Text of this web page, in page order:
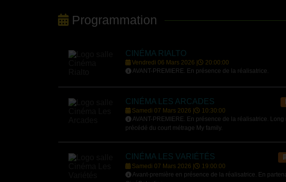
Programmation
CINÉMA RIALTO
Vendredi 06 Mars 2026 |
20:00:00
AVANT-PREMIERE. En présence de la réalisatrice.
CINÉMA LES ARCADES
Samedi 07 Mars 2026 |
10:30:00
AVANT-PREMIERE. En présence de la réalisatrice. Long
précédé du court métrage My family.
CINÉMA LES VARIÉTÉS
Samedi 07 Mars 2026 |
19:00:00
Avant-première en présence de la réalisatrice. En